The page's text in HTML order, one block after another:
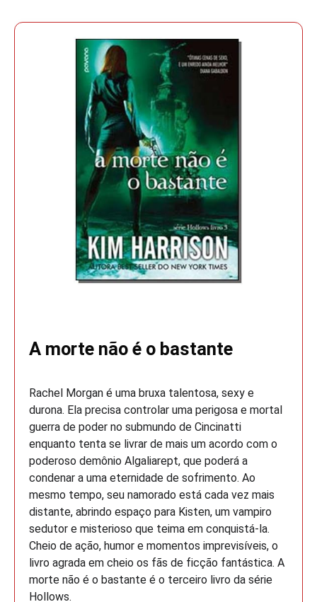
A morte não é o bastante
Rachel Morgan é uma bruxa talentosa, sexy e
durona. Ela precisa controlar uma perigosa e mortal
guerra de poder no submundo de Cincinatti
enquanto tenta se livrar de mais um acordo com o
poderoso demônio Algaliarept, que poderá a
condenar a uma eternidade de sofrimento. Ao
mesmo tempo, seu namorado está cada vez mais
distante, abrindo espaço para Kisten, um vampiro
sedutor e misterioso que teima em conquistá-la.
Cheio de ação, humor e momentos imprevisíveis, o
livro agrada em cheio os fãs de ficção fantástica. A
morte não é o bastante é o terceiro livro da série
Hollows.